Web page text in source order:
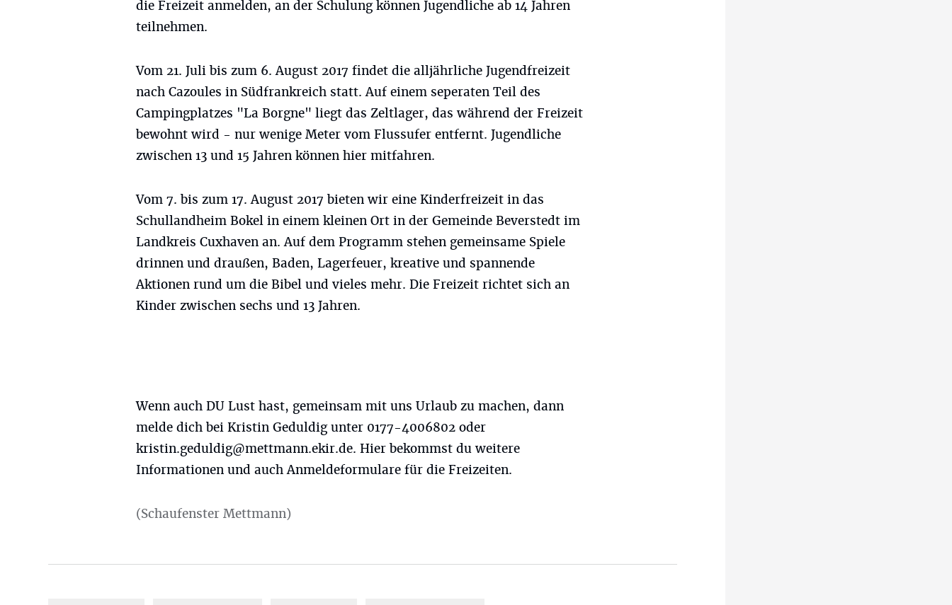
die Freizeit anmelden, an der Schulung können Jugendliche ab 14 Jahren
teilnehmen.
Vom 21. Juli bis zum 6. August 2017 findet die alljährliche Jugendfreizeit
nach Cazoules in Südfrankreich statt. Auf einem seperaten Teil des
Campingplatzes "La Borgne" liegt das Zeltlager, das während der Freizeit
bewohnt wird - nur wenige Meter vom Flussufer entfernt. Jugendliche
zwischen 13 und 15 Jahren können hier mitfahren.
Vom 7. bis zum 17. August 2017 bieten wir eine Kinderfreizeit in das
Schullandheim Bokel in einem kleinen Ort in der Gemeinde Beverstedt im
Landkreis Cuxhaven an. Auf dem Programm stehen gemeinsame Spiele
drinnen und draußen, Baden, Lagerfeuer, kreative und spannende
Aktionen rund um die Bibel und vieles mehr. Die Freizeit richtet sich an
Kinder zwischen sechs und 13 Jahren.
Wenn auch DU Lust hast, gemeinsam mit uns Urlaub zu machen, dann
melde dich bei Kristin Geduldig unter 0177-4006802 oder
kristin.geduldig@mettmann.ekir.de. Hier bekommst du weitere
Informationen und auch Anmeldeformulare für die Freizeiten.
(Schaufenster Mettmann)